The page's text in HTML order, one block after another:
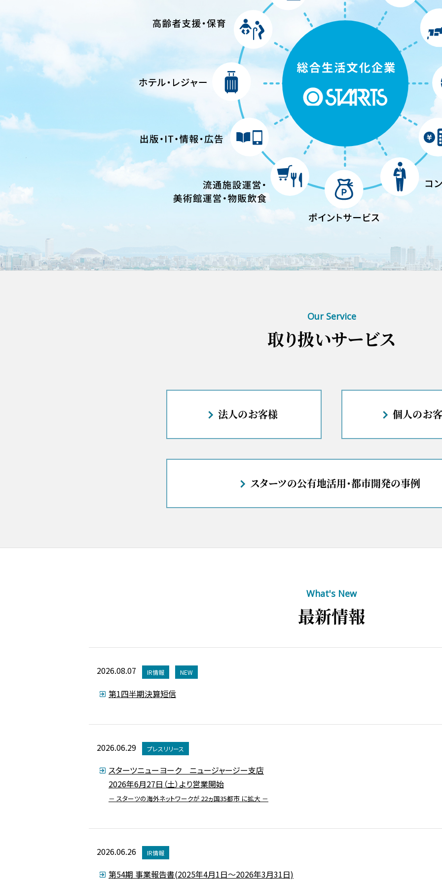
Our Service
取り扱いサービス
法人のお客様 個人のお
スターツの公有地活用・都市開発の事例
What's New
最新情報
2026.08.07 IR情報 NEW
第1四半期決算短信
2026.06.29 プレスリリース
スターツニューヨーク ニュージャージー支店
2026年6月27日（土）より営業開始
－ スターツの海外ネットワークが 22ヵ国35都市 に拡大 －
2026.06.26 IR情報
第54期 事業報告書(2025年4月1日～2026年3月31日)